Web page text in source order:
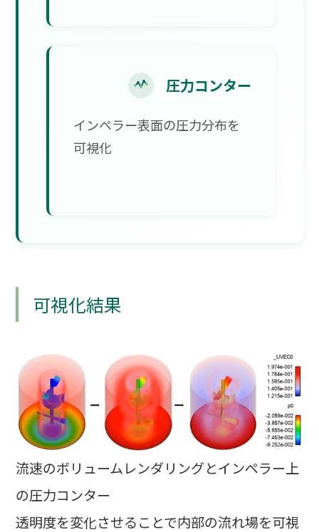
圧力コンター
インペラー表面の圧力分布を
可視化
可視化結果
流速のボリュームレンダリングとインペラー上
の圧力コンター
透明度を変化させることで内部の流れ場を可視